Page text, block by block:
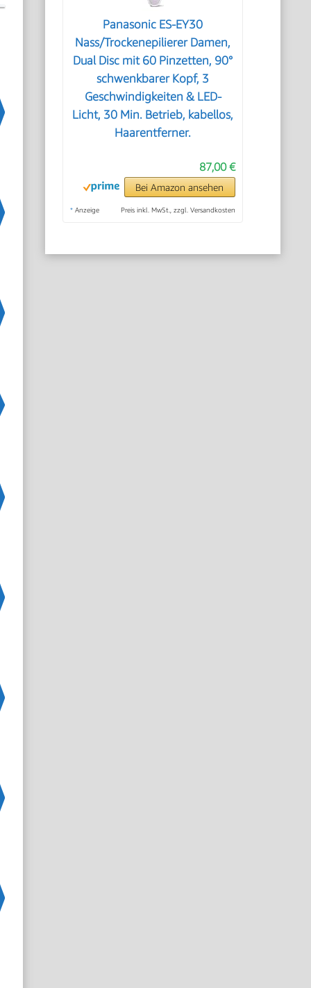
Panasonic ES-EY30
Nass/Trockenepilierer Damen,
Dual Disc mit 60 Pinzetten, 90°
schwenkbarer Kopf, 3
Geschwindigkeiten & LED-
Licht, 30 Min. Betrieb, kabellos,
Haarentferner.
87,00 €
Bei Amazon ansehen
* Anzeige Preis inkl. MwSt., zzgl. Versandkosten